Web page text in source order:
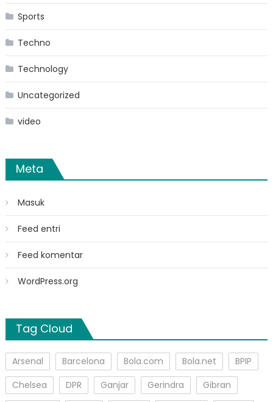
Sports
Techno
Technology
Uncategorized
video
Meta
Masuk
Feed entri
Feed komentar
WordPress.org
Tag Cloud
Arsenal Barcelona Bola.com Bola.net
BPIP
Chelsea
DPR Ganjar Gerindra
Gibran